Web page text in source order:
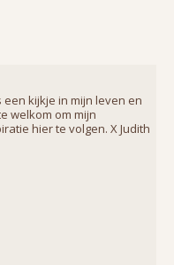
kijkje in mijn leven en
welkom om mijn
hier te volgen. X Judith